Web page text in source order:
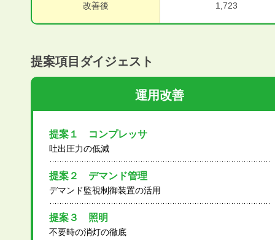
改善後 1,723
提案項目ダイジェスト
運用改善
提案１ コンプレッサ
吐出圧力の低減
提案２ デマンド管理
デマンド監視制御装置の活用
提案３ 照明
不要時の消灯の徹底